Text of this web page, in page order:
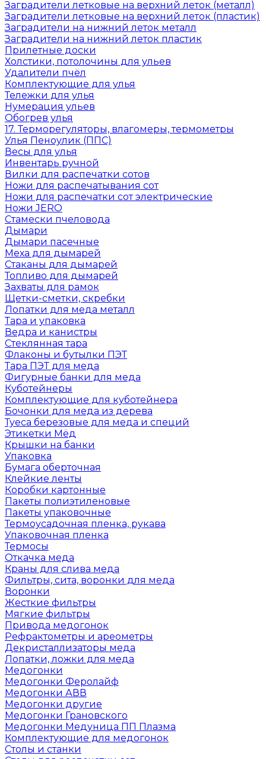
Заградители летковые на верхний леток (металл)
Заградители летковые на верхний леток (пластик)
Заградители на нижний леток металл
Заградители на нижний леток пластик
Прилетные доски
Холстики, потолочины для ульев
Удалители пчёл
Комплектующие для улья
Тележки для улья
Нумерация ульев
Обогрев улья
17. Терморегуляторы, влагомеры, термометры
Улья Пеноулик (ППС)
Весы для улья
Инвентарь ручной
Вилки для распечатки сотов
Ножи для распечатывания сот
Ножи для распечатки сот электрические
Ножи JERO
Стамески пчеловода
Дымари
Дымари пасечные
Меха для дымарей
Стаканы для дымарей
Топливо для дымарей
Захваты для рамок
Щетки-сметки, скребки
Лопатки для меда металл
Тара и упаковка
Ведра и канистры
Стеклянная тара
Флаконы и бутылки ПЭТ
Тара ПЭТ для меда
Фигурные банки для меда
Куботейнеры
Комплектующие для куботейнера
Бочонки для меда из дерева
Туеса березовые для меда и специй
Этикетки Мёд
Крышки на банки
Упаковка
Бумага оберточная
Клейкие ленты
Коробки картонные
Пакеты полиэтиленовые
Пакеты упаковочные
Термоусадочная пленка, рукава
Упаковочная пленка
Термосы
Откачка меда
Краны для слива меда
Фильтры, сита, воронки для меда
Воронки
Жесткие фильтры
Мягкие фильтры
Привода медогонок
Рефрактометры и ареометры
Декристаллизаторы меда
Лопатки, ложки для меда
Медогонки
Медогонки Феролайф
Медогонки АВВ
Медогонки другие
Медогонки Грановского
Медогонки Медуница ПП Плазма
Комплектующие для медогонок
Столы и станки